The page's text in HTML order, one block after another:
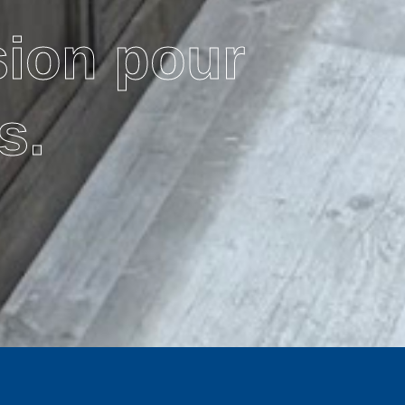
pour